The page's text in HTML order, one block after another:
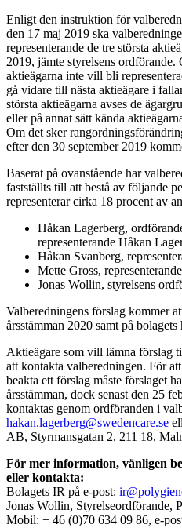
Enligt den instruktion för
den 17 maj 2019 ska
representerande de tre största
2019, jämte styrelsens ordförande.
aktieägarna inte vill bli
gå vidare till nästa aktieägare i
största aktieägarna avses de
eller på annat sätt kända
Om det sker
efter den 30 september 2019
Baserat på ovanstående har
fastställts till att bestå av följande
representerar cirka 18 procent av
Håkan Lagerberg,
representerande Håkan
Håkan Svanberg,
Mette Gross,
Jonas Wollin, styrelsens
Valberedningens förslag kommer
årsstämman 2020 samt på bolagets
Aktieägare som vill lämna förslag
att kontakta valberedningen. För
beakta ett förslag måste förslaget
årsstämman, dock senast den 25
kontaktas genom ordföranden i
hakan.lagerberg@swedencare.se
AB, Styrmansgatan 2, 211 18,
För mer information, vänligen
eller kontakta:
Bolagets IR på e-post:
Jonas Wollin, Styrelseordförande,
Mobil: + 46 (0)70 634 09 86, e-